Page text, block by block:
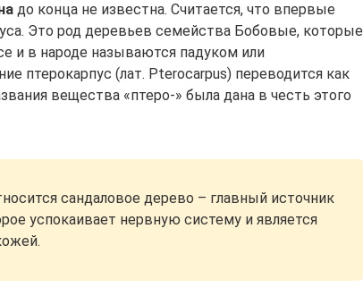
до конца не известна. Считается, что впервые
Это род деревьев семейства Бобовые, которые
и в народе называются падуком или
птерокарпус (лат. Pterocarpus) переводится как
вещества «птеро-» была дана в честь этого
сандаловое дерево – главный источник
успокаивает нервную систему и является